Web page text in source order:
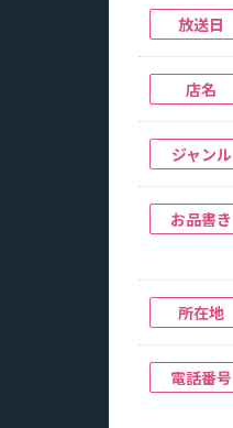
放送日
店名
ジャンル
お品書き
所在地
電話番号